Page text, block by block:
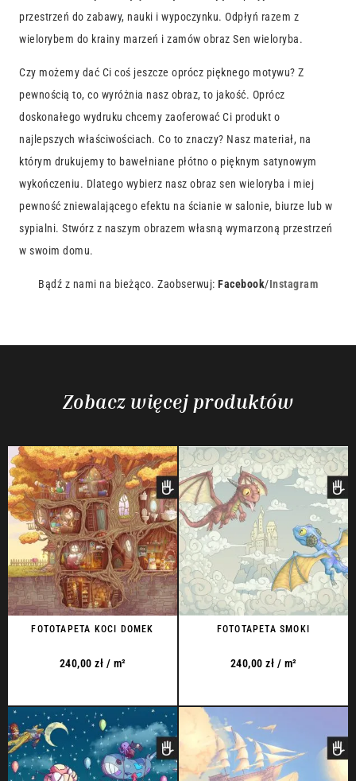
przestrzeń do zabawy, nauki i wypoczynku. Odpłyń razem z
wielorybem do krainy marzeń i zamów obraz Sen wieloryba.
Czy możemy dać Ci coś jeszcze oprócz pięknego motywu? Z
pewnością to, co wyróżnia nasz obraz, to jakość. Oprócz
doskonałego wydruku chcemy zaoferować Ci produkt o
najlepszych właściwościach. Co to znaczy? Nasz materiał, na
którym drukujemy to bawełniane płótno o pięknym satynowym
wykończeniu. Dlatego wybierz nasz obraz sen wieloryba i miej
pewność zniewalającego efektu na ścianie w salonie, biurze lub w
sypialni. Stwórz z naszym obrazem własną wymarzoną przestrzeń
w swoim domu.
Bądź z nami na bieżąco. Zaobserwuj: Facebook/Instagram
Zobacz więcej produktów
FOTOTAPETA KOCI DOMEK
240,00 zł / m²
FOTOTAPETA SMOKI
240,00 zł / m²